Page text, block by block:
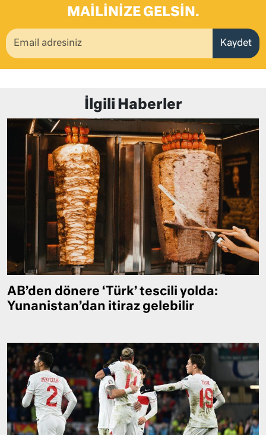
MAILINIZE GELSIN.
Kaydet
İlgili Haberler
AB’den dönere ‘Türk’ tescili yolda:
Yunanistan’dan itiraz gelebilir